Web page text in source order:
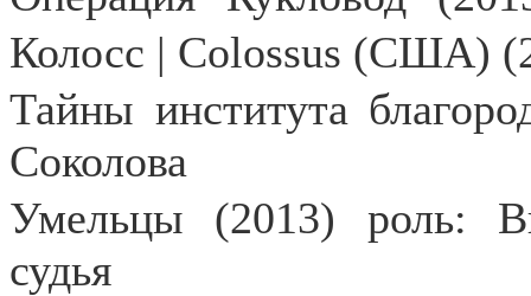
Колосс | Colossus (США)
Тайны института
Соколова
Умельцы (2013) роль:
судья